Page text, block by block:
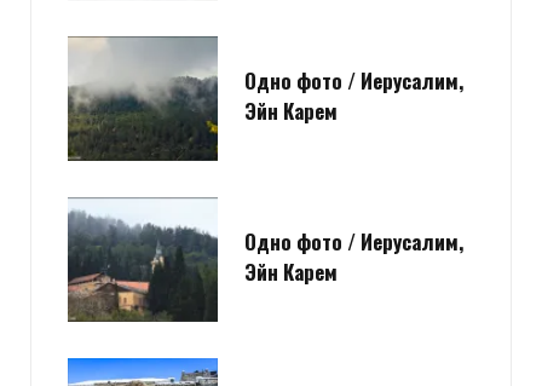
Одно фото / Иерусалим,
Эйн Карем
Одно фото / Иерусалим,
Эйн Карем